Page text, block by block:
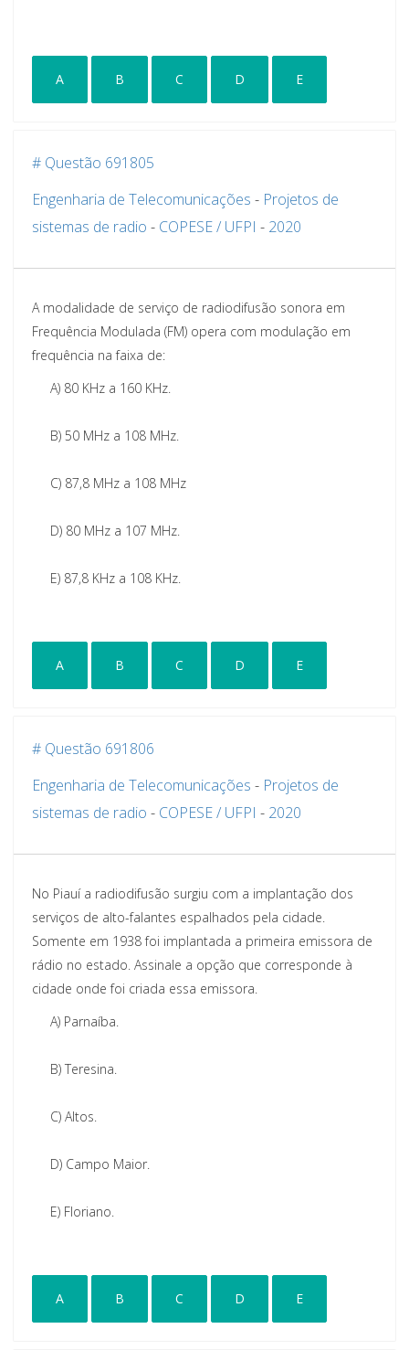
A B C D E
# Questão 691805
Engenharia de Telecomunicações - Projetos de
sistemas de radio - COPESE / UFPI - 2020
A modalidade de serviço de radiodifusão sonora em
Frequência Modulada (FM) opera com modulação em
frequência na faixa de:
A) 80 KHz a 160 KHz.
B) 50 MHz a 108 MHz.
C) 87,8 MHz a 108 MHz
D) 80 MHz a 107 MHz.
E) 87,8 KHz a 108 KHz.
A B C D E
# Questão 691806
Engenharia de Telecomunicações - Projetos de
sistemas de radio - COPESE / UFPI - 2020
No Piauí a radiodifusão surgiu com a implantação dos
serviços de alto-falantes espalhados pela cidade.
Somente em 1938 foi implantada a primeira emissora de
rádio no estado. Assinale a opção que corresponde à
cidade onde foi criada essa emissora.
A) Parnaíba.
B) Teresina.
C) Altos.
D) Campo Maior.
E) Floriano.
A B C D E